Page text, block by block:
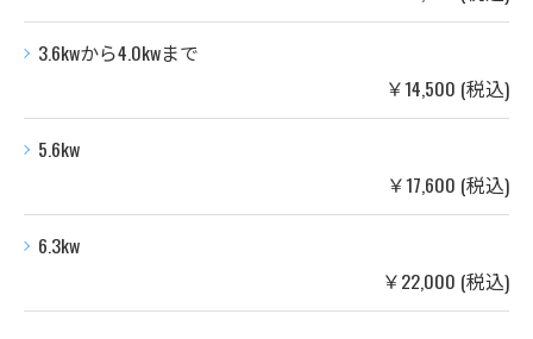
3.6kwから4.0kwまで
￥14,500 (税込)
5.6kw
￥17,600 (税込)
6.3kw
￥22,000 (税込)